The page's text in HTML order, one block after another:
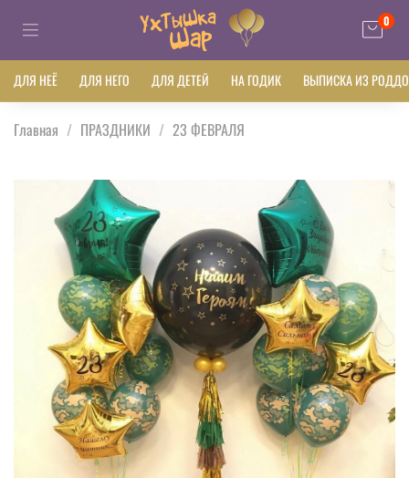
0
ДЛЯ НЕЁ ДЛЯ НЕГО ДЛЯ ДЕТЕЙ НА ГОДИК ВЫПИСКА ИЗ
Главная ПРАЗДНИКИ 23 ФЕВРАЛЯ